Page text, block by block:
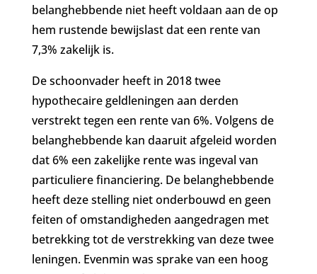
belanghebbende niet heeft voldaan aan de op
hem rustende bewijslast dat een rente van
7,3% zakelijk is.
De schoonvader heeft in 2018 twee
hypothecaire geldleningen aan derden
verstrekt tegen een rente van 6%. Volgens de
belanghebbende kan daaruit afgeleid worden
dat 6% een zakelijke rente was ingeval van
particuliere financiering. De belanghebbende
heeft deze stelling niet onderbouwd en geen
feiten of omstandigheden aangedragen met
betrekking tot de verstrekking van deze twee
leningen. Evenmin was sprake van een hoog